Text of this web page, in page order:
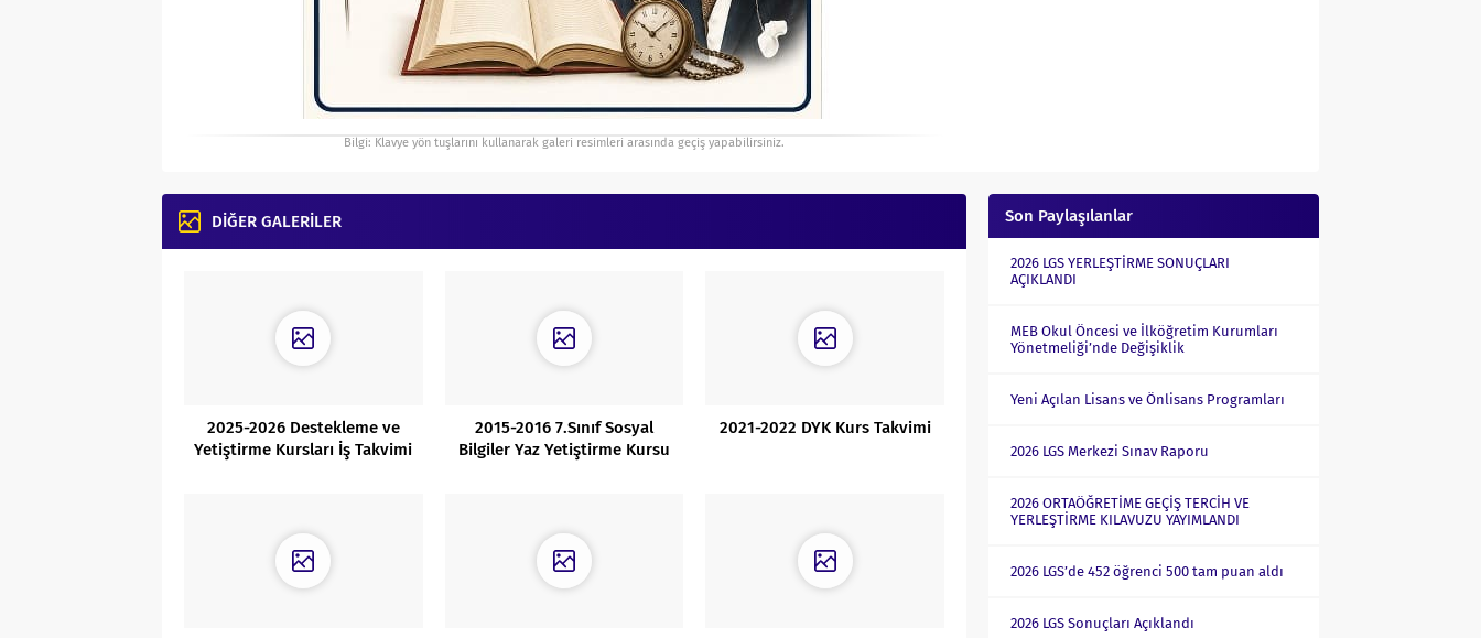
Bilgi: Klavye yön tuşlarını kullanarak galeri resimleri arasında geçiş yapabilirsiniz.
DİĞER GALERİLER
2025-2026 Destekleme ve
Yetiştirme Kursları İş Takvimi
2015-2016 7.Sınıf Sosyal
Bilgiler Yaz Yetiştirme Kursu
2021-2022 DYK Kurs Takvimi
Son Paylaşılanlar
2026 LGS YERLEŞTİRME SONUÇLARI
AÇIKLANDI
MEB Okul Öncesi ve İlköğretim Kurumları
Yönetmeliği’nde Değişiklik
Yeni Açılan Lisans ve Önlisans Programları
2026 LGS Merkezi Sınav Raporu
2026 ORTAÖĞRETİME GEÇİŞ TERCİH VE
YERLEŞTİRME KILAVUZU YAYIMLANDI
2026 LGS’de 452 öğrenci 500 tam puan aldı
2026 LGS Sonuçları Açıklandı